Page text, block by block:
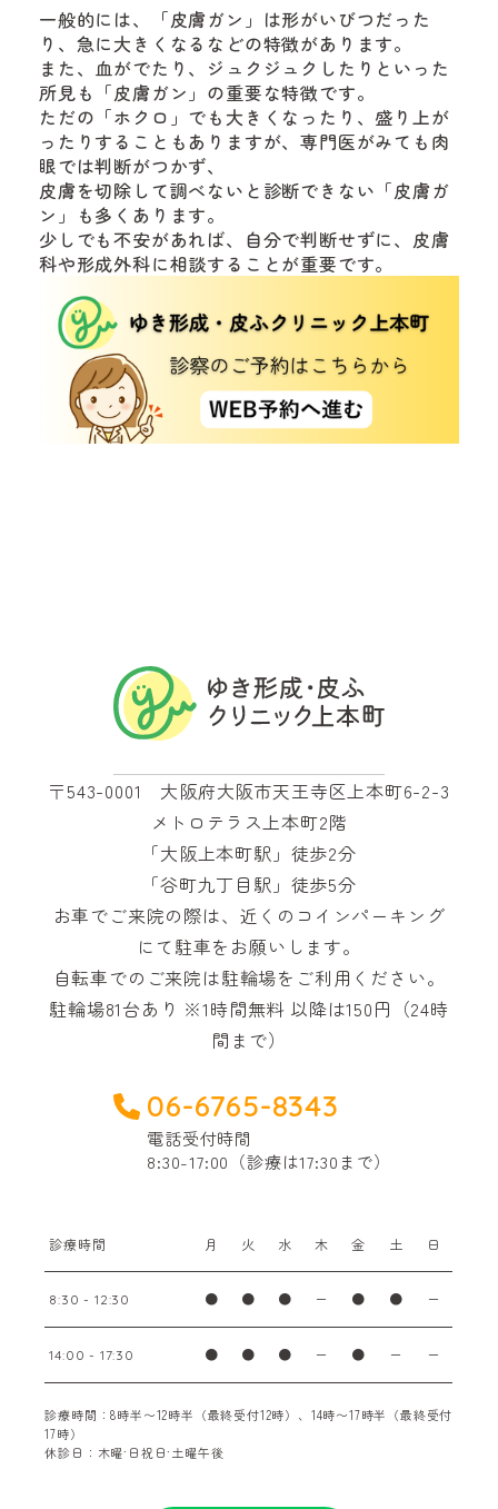
一般的には、「皮膚ガン」は形がいびつだった
り、急に大きくなるなどの特徴があります。
また、血がでたり、ジュクジュクしたりといった
所見も「皮膚ガン」の重要な特徴です。
ただの「ホクロ」でも大きくなったり、盛り上が
ったりすることもありますが、専門医がみても肉
眼では判断がつかず、
皮膚を切除して調べないと診断できない「皮膚ガ
ン」も多くあります。
少しでも不安があれば、自分で判断せずに、皮膚
科や形成外科に相談することが重要です。
〒543-0001 大阪府大阪市天王寺区上本町6-2-3
メトロテラス上本町2階
「大阪上本町駅」徒歩2分
「谷町九丁目駅」徒歩5分
お車でご来院の際は、近くのコインパーキング
にて駐車をお願いします。
自転車でのご来院は駐輪場をご利用ください。
駐輪場81台あり ※1時間無料 以降は150円（24時
間まで）
06-6765-8343
電話受付時間
8:30-17:00（診療は17:30まで）
診療時間 月 火 水 木 金 土 日
8:30 - 12:30 ● ● ● ー ● ● ー
14:00 - 17:30 ● ● ● ー ● ー ー
診療時間：8時半〜12時半（最終受付12時）、14時〜17時半（最終受付
17時）
休診日：木曜·日祝日·土曜午後